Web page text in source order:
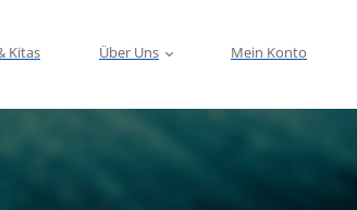
Kitas Über Uns Mein Konto